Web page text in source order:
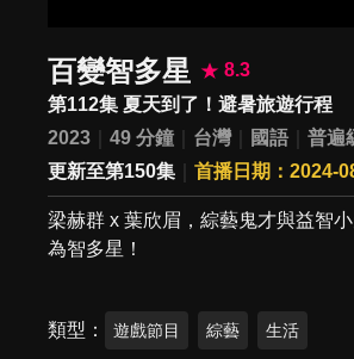
百變智多星
8.3
第112集 夏天到了！避暑旅遊行程
2023
49 分鐘 台灣 國語
普遍
更新至第150集
首播日期：2024-
梁赫群 x 葉欣眉，綜藝鬼才與益智
為智多星！
類型 遊戲節目 綜藝 生活